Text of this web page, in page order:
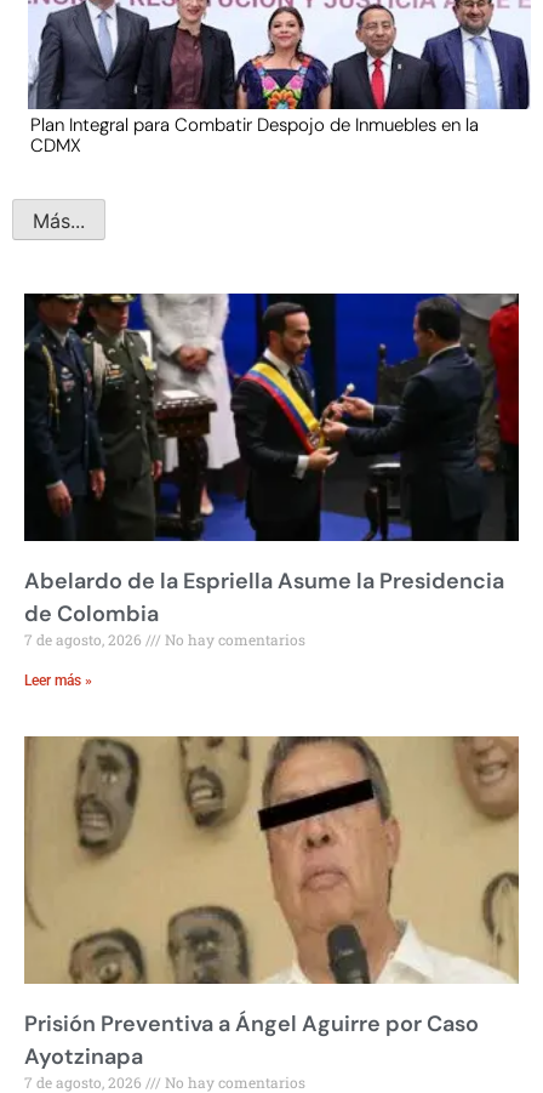
Plan Integral para Combatir Despojo de Inmuebles en la
CDMX
Más...
Abelardo de la Espriella Asume la Presidencia
de Colombia
7 de agosto, 2026 No hay comentarios
Leer más »
Prisión Preventiva a Ángel Aguirre por Caso
Ayotzinapa
7 de agosto, 2026 No hay comentarios